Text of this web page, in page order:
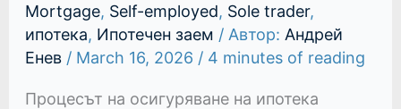
Mortgage, Self-employed, Sole trader,
ипотека, Ипотечен заем / Автор: Андрей
Енев / March 16, 2026 / 4 minutes of reading
Процесът на осигуряване на ипотека